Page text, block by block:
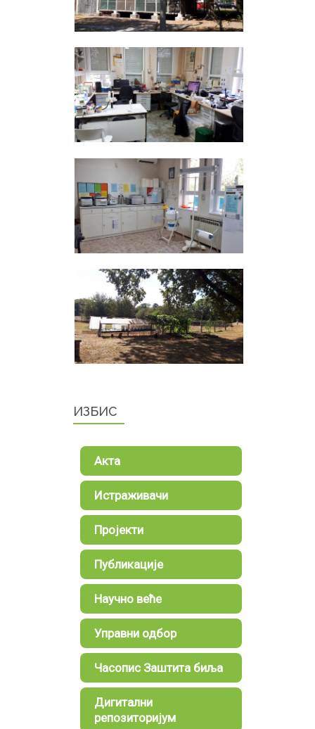
ИЗБИС
Акта
Истраживачи
Пројекти
Публикације
Научно веће
Управни одбор
Часопис Заштита биља
Дигитални
репозиторијум